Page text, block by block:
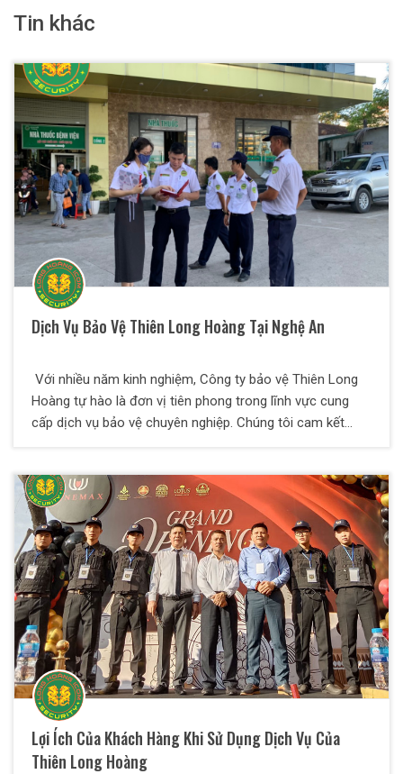
Tin khác
Dịch Vụ Bảo Vệ Thiên Long Hoàng Tại Nghệ An
Với nhiều năm kinh nghiệm, Công ty bảo vệ Thiên Long
Hoàng tự hào là đơn vị tiên phong trong lĩnh vực cung
cấp dịch vụ bảo vệ chuyên nghiệp. Chúng tôi cam kết
pháp bảo vệ tối ưu, linh hoạt, giá cả cạnh tranh, phù hợp
với mọi nhu cầu và điều kiện cụ thể của từng doanh
nghiệp.
Lợi Ích Của Khách Hàng Khi Sử Dụng Dịch Vụ Của
Thiên Long Hoàng